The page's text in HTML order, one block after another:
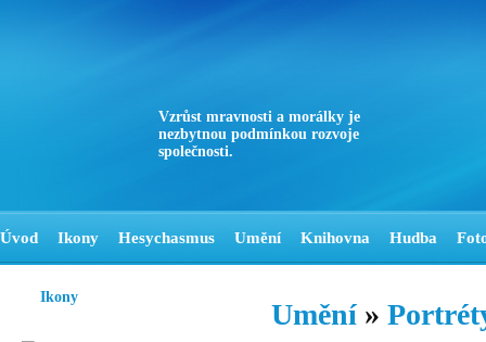
Vzrůst mravnosti a morálky je
nezbytnou podmínkou rozvoje
společnosti.
Úvod Ikony Hesychasmus Umění Knihovna Hudba
Ikony
Umění »